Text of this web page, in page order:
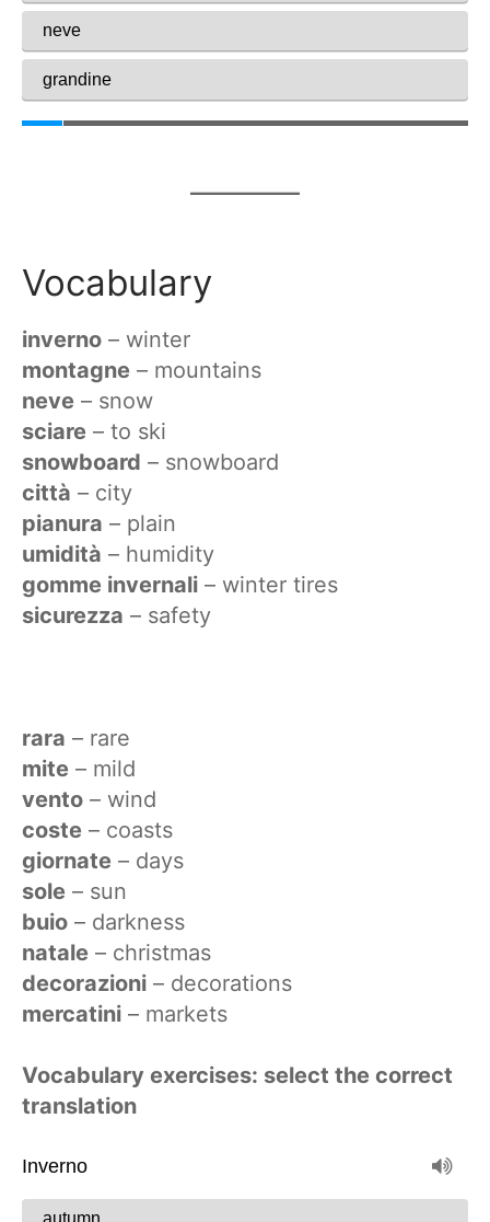
Vocabulary
inverno – winter
montagne – mountains
neve – snow
sciare – to ski
snowboard – snowboard
città – city
pianura – plain
umidità – humidity
gomme invernali – winter tires
sicurezza – safety
rara – rare
mite – mild
vento – wind
coste – coasts
giornate – days
sole – sun
buio – darkness
natale – christmas
decorazioni – decorations
mercatini – markets
Vocabulary exercises: select the correct
translation